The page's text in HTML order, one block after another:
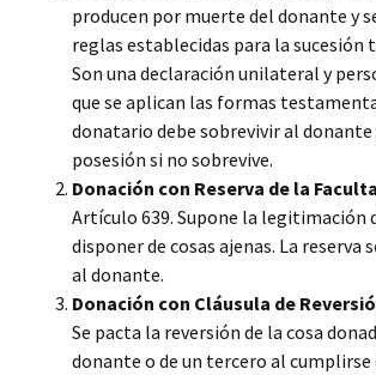
producen por muerte del donante y
reglas establecidas para la sucesión
Son una declaración unilateral y
que se aplican las formas
donatario debe sobrevivir al donante
posesión si no sobrevive.
Donación con Reserva de la
Artículo 639. Supone la legitimación
disponer de cosas ajenas. La reserva
al donante.
Donación con Cláusula de
Se pacta la reversión de la cosa
donante o de un tercero al